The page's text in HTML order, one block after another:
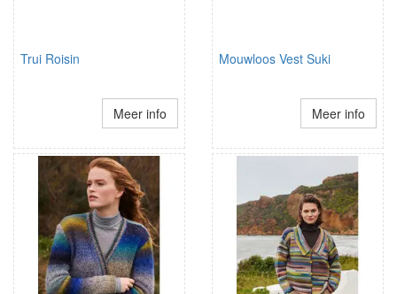
Trui Roisin
Meer info
Mouwloos Vest Suki
Meer info